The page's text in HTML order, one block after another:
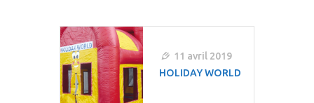
De
L’article
11 avril 2019
HOLIDAY WORLD